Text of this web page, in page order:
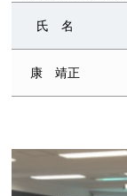
氏 名
康 靖正